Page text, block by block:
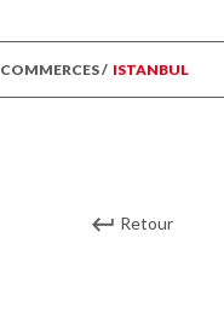
COMMERCES/ ISTANBUL
Retour